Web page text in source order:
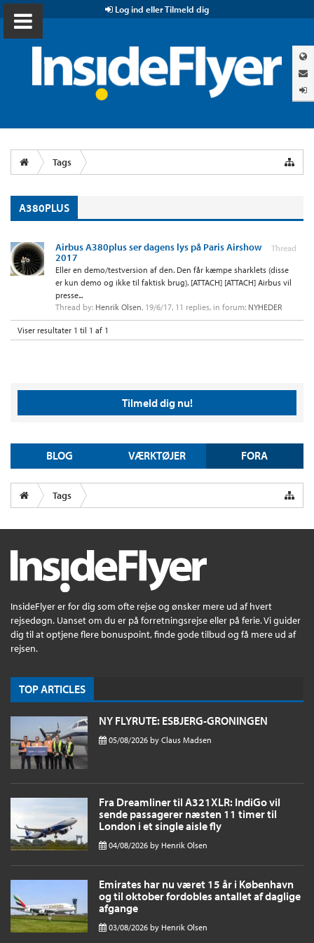
Log ind eller Tilmeld dig
Tags
A380PLUS
Thread
Airbus A380plus ser dagens lys på Paris Airshow
2017
Eller en demo/testversion af den. Den får kæmpe sharklets (disse
er kun demo og ikke til faktisk brug). [ATTACH] [ATTACH] Airbus vil
presse...
Thread by: Henrik Olsen, 19/6/17, 11 replies, in forum: NYHEDER
Viser resultater 1 til 1 af 1
Tilmeld dig nu!
BLOG VÆRKTØJER FORA
Tags
InsideFlyer er for dig som ofte rejse og ønsker mere ud af hvert
rejsedøgn. Uanset om du er på forretningsrejse eller på ferie. Vi guider
dig til at optjene flere bonuspoint, finde gode tilbud og få mere ud af
rejsen.
TOP ARTICLES
NY FLYRUTE: ESBJERG-GRONINGEN
05/08/2026 by Claus Madsen
Fra Dreamliner til A321XLR: IndiGo vil
sende passagerer næsten 11 timer til
London i et single aisle fly
04/08/2026 by Henrik Olsen
Emirates har nu været 15 år i København
og til oktober fordobles antallet af daglige
afgange
03/08/2026 by Henrik Olsen